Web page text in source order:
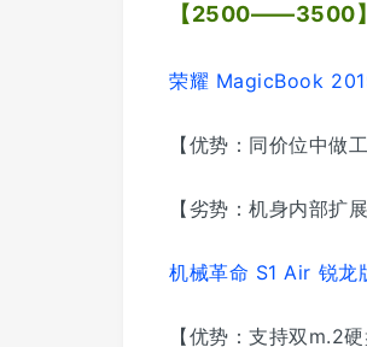
【2500——3500】
荣耀 MagicBook
【优势：同价位中做
【劣势：机身内部扩
机械革命 S1 Air 锐龙
【优势：支持双m.2